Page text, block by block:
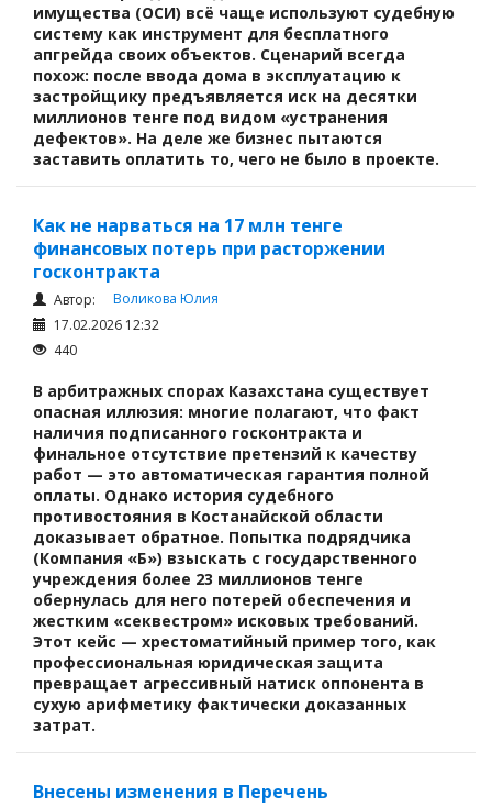
имущества (ОСИ) всё чаще используют судебную
систему как инструмент для бесплатного
апгрейда своих объектов. Сценарий всегда
похож: после ввода дома в эксплуатацию к
застройщику предъявляется иск на десятки
миллионов тенге под видом «устранения
дефектов». На деле же бизнес пытаются
заставить оплатить то, чего не было в проекте.
Как не нарваться на 17 млн тенге
финансовых потерь при расторжении
госконтракта
Автор:
Воликова Юлия
17.02.2026 12:32
440
В арбитражных спорах Казахстана существует
опасная иллюзия: многие полагают, что факт
наличия подписанного госконтракта и
финальное отсутствие претензий к качеству
работ — это автоматическая гарантия полной
оплаты. Однако история судебного
противостояния в Костанайской области
доказывает обратное. Попытка подрядчика
(Компания «Б») взыскать с государственного
учреждения более 23 миллионов тенге
обернулась для него потерей обеспечения и
жестким «секвестром» исковых требований.
Этот кейс — хрестоматийный пример того, как
профессиональная юридическая защита
превращает агрессивный натиск оппонента в
сухую арифметику фактически доказанных
затрат.
Внесены изменения в Перечень